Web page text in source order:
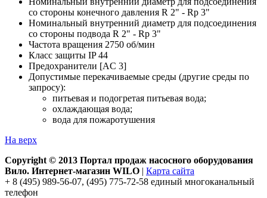
со стороны конечного давления R 2" - Rp 3"
Номинальный внутренний диаметр для подсоединения
со стороны подвода R 2" - Rp 3"
Частота вращения 2750 об/мин
Класс защиты IP 44
Предохранители [AC 3]
Допустимые перекачиваемые среды (другие среды по
запросу):
питьевая и подогретая питьевая вода;
охлаждающая вода;
вода для пожаротушения
На верх
Copyright © 2013 Портал продаж насосного оборудования
Вило. Интернет-магазин WILO | Карта сайта
+ 8 (495) 989-56-07, (495) 775-72-58 единый многоканальный
телефон